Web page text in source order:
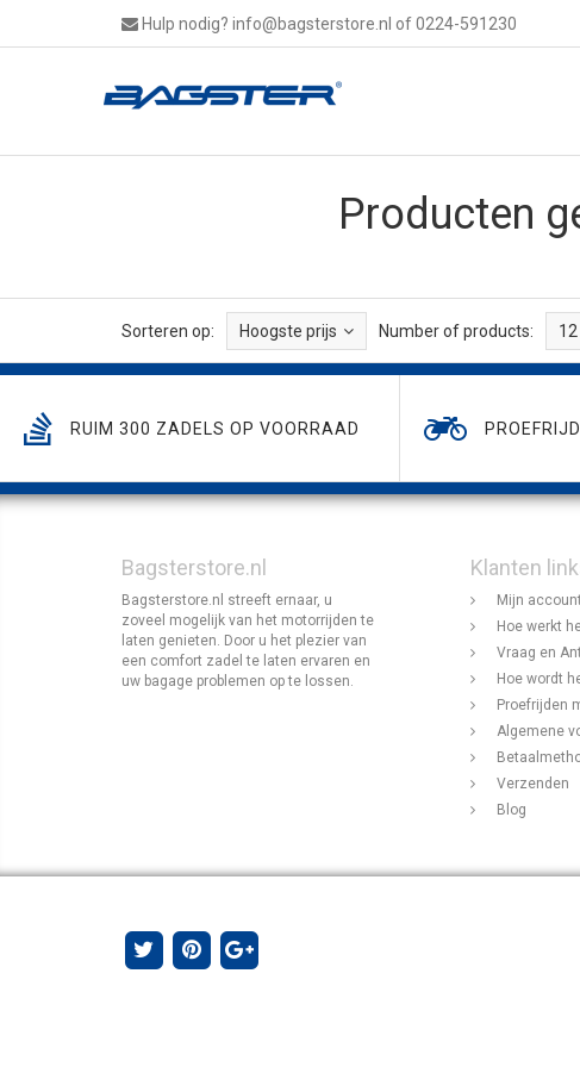
Hulp nodig? info@bagsterstore.nl of 0224-591230
Producten
Sorteren op: Hoogste prijs Number of products: 12
RUIM 300 ZADELS OP VOORRAAD
Bagsterstore.nl
Bagsterstore.nl streeft ernaar, u
zoveel mogelijk van het motorrijden te
laten genieten. Door u het plezier van
een comfort zadel te laten ervaren en
uw bagage problemen op te lossen.
Klanten
Mijn account
Hoe werkt
Vraag en
Hoe wordt
Proefrijden
Algemene
Verzenden
Blog